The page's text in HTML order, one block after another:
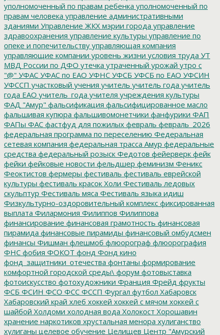
уполномоченный по правам ребенка уполномоченный по
правам человека управление административными
зданиями Управление ЖКХ мэрии города управление
здравоохранения управление культуры управление по
опеке и попечительству управляющая компания
управляющие компании уровень жизни условия труда УТ
МВД России по ДФО утечка утраченный урожай утро с
"@" УФАС УФАС по ЕАО УФНС УФСБ УФСБ по ЕАО УФСИН
УФССП участковый учения учитель учитель года учитель
года ЕАО учитель_года учителя учреждения культуры
ФАД "Амур" фальсификация фальсифицированное масло
фальшивая купюра фальшивомонетчики фанфурики ФАП
ФАПы ФАС фастфуд для пожилых февраль февраль_2026
федеральная программа по переселению Федеральная
сетевая компания федеральная трасса Амур федеральные
средства федеральный розыск Федотов фейерверк фейк
фейки фейковые новости фельдшер феминизм Феникс
Феоктистов фермеры фестиваль фестиваль еврейской
культуры фестиваль красок Холи Фестиваль ледовых
скульптур Фестиваль мяса Фестиваль языка идиш
Физкультурно-оздоровительный комплекс фиксированная
выплата Филармония Филиппов Филиппова
финансирование финансовая грамотность финансовая
пирамида финансовые пирамиды финансовый омбудсмен
финансы Фишман флешмоб флюорограф флюорография
ФНС фобия ФОКОТ фонд Фонд кино
фонд_защитники_отечества фонтаны формирование
комфортной городской среды\ форум фотовыставка
фотоискусство фотохудожники Франция Фрейд фрукты
ФСБ ФСИН ФСО ФСС ФССП Фургал футбол Хабаровск
Хабаровский край хлеб хоккей хоккей с мячом хоккей с
шайбой Холдоми холодная вода Холокост Хорошавин
хранение наркотиков хрустальная менора хулиганство
хулиганы целевое обучение Целищев Центр "Амурский